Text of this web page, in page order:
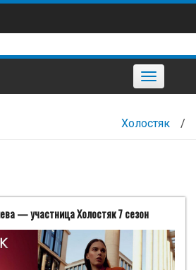
Toggle
navigation
Холостяк /
— участница Холостяк 7 сезон